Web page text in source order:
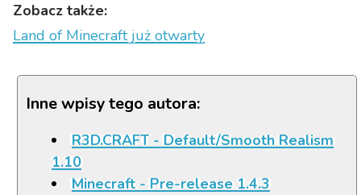
Zobacz także:
Land of Minecraft już otwarty
Inne wpisy tego autora:
R3D.CRAFT - Default/Smooth Realism
1.10
Minecraft - Pre-release 1.4.3